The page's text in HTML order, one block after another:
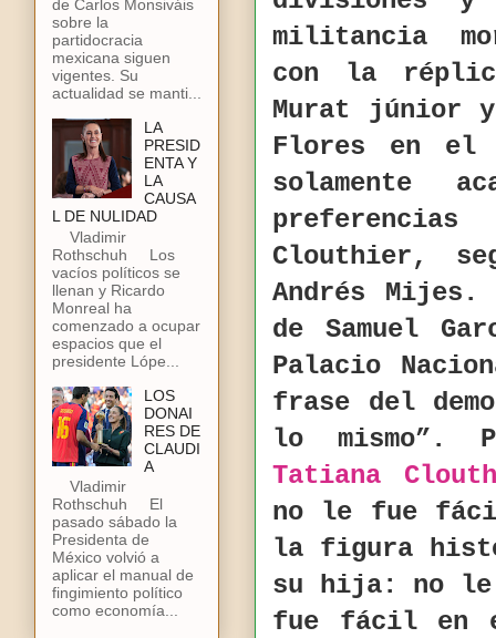
militancia
con la
Murat júnior
Flores en el
solamente
Clouthier,
Andrés
de Samuel
Palacio
frase del
lo mismo”.
Tatiana
no le fue
la figura
su hija: no
fue fácil en
de Carlos Monsiváis
sobre la
partidocracia
mexicana siguen
vigentes. Su
actualidad se manti...
LA
PRESID
ENTA Y
LA
CAUSA
L DE NULIDAD
Vladimir
Rothschuh Los
vacíos políticos se
llenan y Ricardo
Monreal ha
comenzado a ocupar
espacios que el
presidente Lópe...
LOS
DONAI
RES DE
CLAUDI
A
Vladimir
Rothschuh El
pasado sábado la
Presidenta de
México volvió a
aplicar el manual de
fingimiento político
como economía...